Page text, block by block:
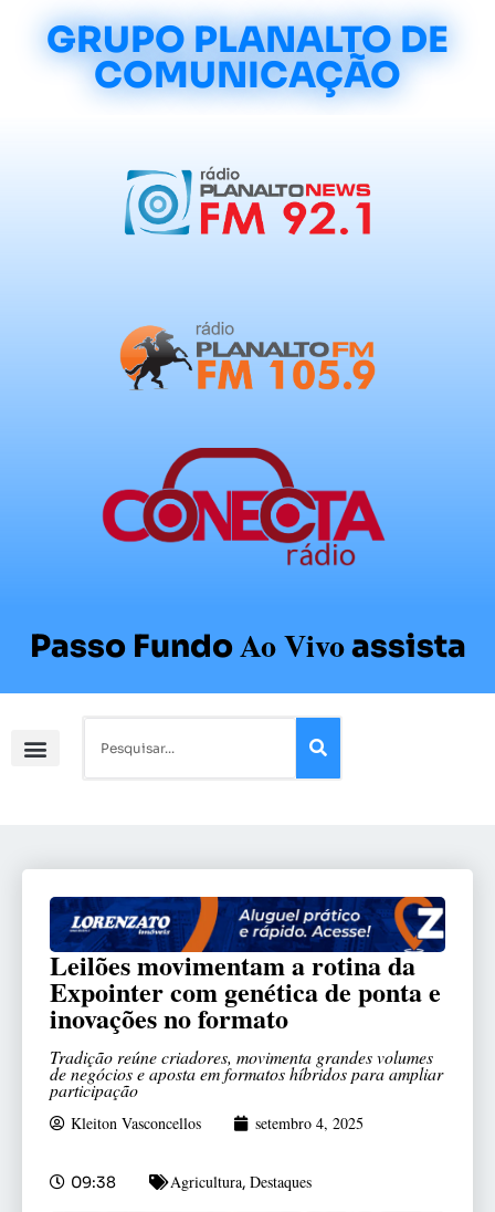
GRUPO PLANALTO DE
COMUNICAÇÃO
Passo FundoAo Vivoassista
Leilões movimentam a rotina da
Expointer com genética de ponta e
inovações no formato
Tradição reúne criadores, movimenta grandes volumes
de negócios e aposta em formatos híbridos para ampliar
participação
Kleiton Vasconcellos setembro 4, 2025
09:38 Agricultura, Destaques